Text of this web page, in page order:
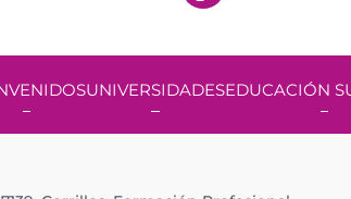
UNIVERSIDADESEDUCACIÓN